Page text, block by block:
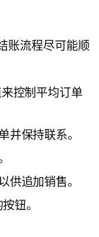
账流程尽可能顺
控制平均订单
并保持联系。
供追加销售。
钮。